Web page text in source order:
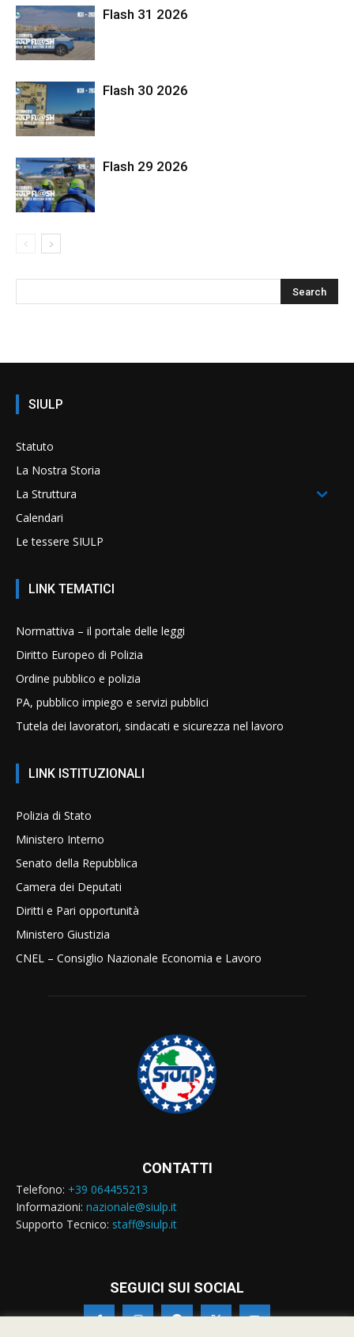
Flash 31 2026
Flash 30 2026
Flash 29 2026
SIULP
Statuto
La Nostra Storia
La Struttura
Calendari
Le tessere SIULP
LINK TEMATICI
Normattiva – il portale delle leggi
Diritto Europeo di Polizia
Ordine pubblico e polizia
PA, pubblico impiego e servizi pubblici
Tutela dei lavoratori, sindacati e sicurezza nel lavoro
LINK ISTITUZIONALI
Polizia di Stato
Ministero Interno
Senato della Repubblica
Camera dei Deputati
Diritti e Pari opportunità
Ministero Giustizia
CNEL – Consiglio Nazionale Economia e Lavoro
CONTATTI
Telefono: +39 064455213
Informazioni: nazionale@siulp.it
Supporto Tecnico: staff@siulp.it
SEGUICI SUI SOCIAL